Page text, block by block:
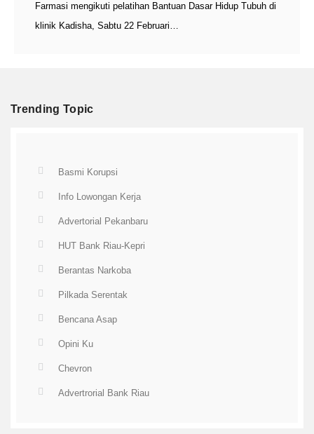
Farmasi mengikuti pelatihan Bantuan Dasar Hidup Tubuh di
klinik Kadisha, Sabtu 22 Februari…
Trending Topic
Basmi Korupsi
Info Lowongan Kerja
Advertorial Pekanbaru
HUT Bank Riau-Kepri
Berantas Narkoba
Pilkada Serentak
Bencana Asap
Opini Ku
Chevron
Advertrorial Bank Riau